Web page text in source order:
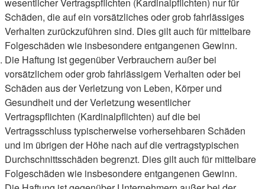
Schäden, die auf ein vorsätzliches oder grob fahrlässiges
Verhalten zurückzuführen sind. Dies gilt auch für mittelbare
Folgeschäden wie insbesondere entgangenen Gewinn.
Die Haftung ist gegenüber Verbrauchern außer bei
vorsätzlichem oder grob fahrlässigem Verhalten oder bei
Schäden aus der Verletzung von Leben, Körper und
Gesundheit und der Verletzung wesentlicher
Vertragspflichten (Kardinalpflichten) auf die bei
Vertragsschluss typischerweise vorhersehbaren Schäden
und im übrigen der Höhe nach auf die vertragstypischen
Durchschnittsschäden begrenzt. Dies gilt auch für mittelbare
Folgeschäden wie insbesondere entgangenen Gewinn.